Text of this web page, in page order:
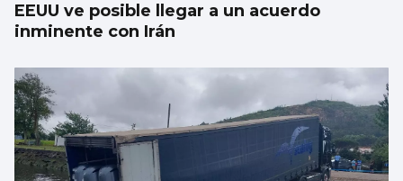
EEUU ve posible llegar a un acuerdo
inminente con Irán